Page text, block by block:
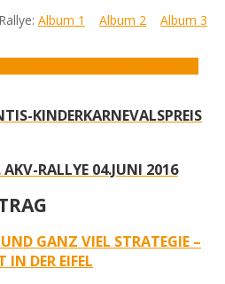
Album 1 Album 2
Album 3
KINDERKARNEVALSPREIS
AKV-RALLYE 04.JUNI 2016
GANZ VIEL STRATEGIE –
IN DER EIFEL